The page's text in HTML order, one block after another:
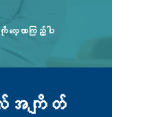
စ်ပါတယ်။ အသည်းထဲက တ
င်ဆာဟာလည်း အဆင့် ၄
းကို လေ့လာကြည့်ပါ
လ်အကျိတ်